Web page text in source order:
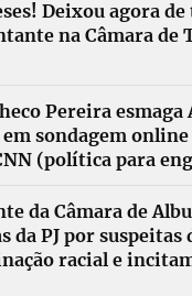
Deixou agora
na Câmara de
Pereira esmaga
sondagem
(política para
da Câmara de
da PJ por suspeitas
racial e